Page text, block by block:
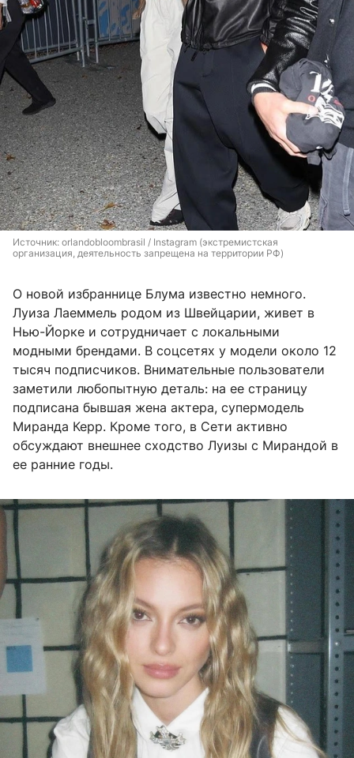
Источник: orlandobloombrasil / Instagram (экстремистская
организация, деятельность запрещена на территории РФ)
О новой избраннице Блума известно немного.
Луиза Лаеммель родом из Швейцарии, живет в
Нью-Йорке и сотрудничает с локальными
модными брендами. В соцсетях у модели около 12
тысяч подписчиков. Внимательные пользователи
заметили любопытную деталь: на ее страницу
подписана бывшая жена актера, супермодель
Миранда Керр. Кроме того, в Сети активно
обсуждают внешнее сходство Луизы с Мирандой в
ее ранние годы.